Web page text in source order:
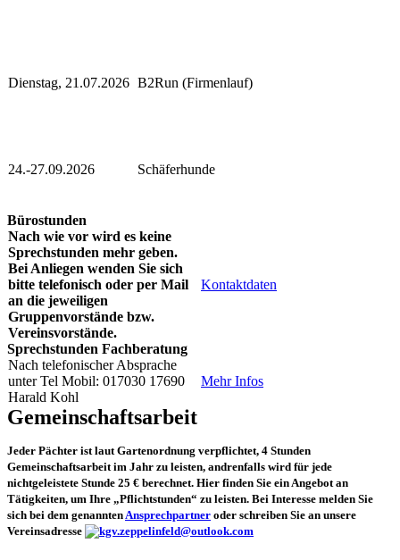
Dienstag, 21.07.2026 B2Run (Firmenlauf)
24.-27.09.2026 Schäferhunde
Bürostunden
Nach wie vor wird es keine
Sprechstunden mehr geben.
Bei Anliegen wenden Sie sich
bitte telefonisch oder per Mail
an die jeweiligen
Gruppenvorstände bzw.
Vereinsvorstände.
Kontaktdaten
Sprechstunden Fachberatung
Nach telefonischer Absprache
unter Tel Mobil: 017030 17690
Harald Kohl
Mehr Infos
Gemeinschaftsarbeit
Jeder Pächter ist laut Gartenordnung verpflichtet, 4 Stunden
Gemeinschaftsarbeit im Jahr zu leisten, andrenfalls wird für jede
nichtgeleistete Stunde 25 € berechnet. Hier finden Sie ein Angebot an
Tätigkeiten, um Ihre „Pflichtstunden“ zu leisten. Bei Interesse melden Sie
sich bei dem genannten Ansprechpartner oder schreiben Sie an unsere
Vereinsadresse